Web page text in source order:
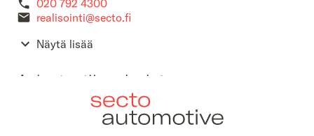
020 792 4300
realisointi@secto.fi
Näytä lisää
Asiantuntijapalvelut
Näytä lisää